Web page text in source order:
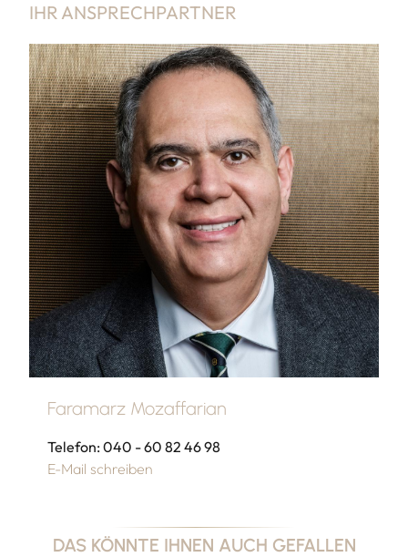
IHR ANSPRECHPARTNER
Faramarz Mozaffarian
Telefon: 040 - 60 82 46 98
E-Mail schreiben
DAS KÖNNTE IHNEN AUCH GEFALLEN